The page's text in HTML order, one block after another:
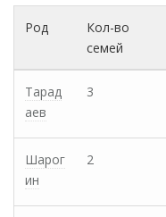
Род
Кол-во
семей
Тарад
аев
3
Шарог
ин
2